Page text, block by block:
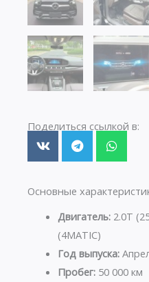
Поделиться ссылкой в:
Основные
Двигатель:2.0T
(4MATIC)
Год выпуска:
Пробег:50 000 км